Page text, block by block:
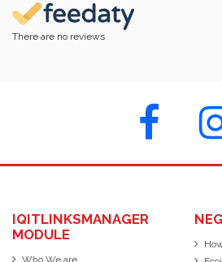
There are no reviews
IQITLINKSMANAGER
MODULE
Who We are